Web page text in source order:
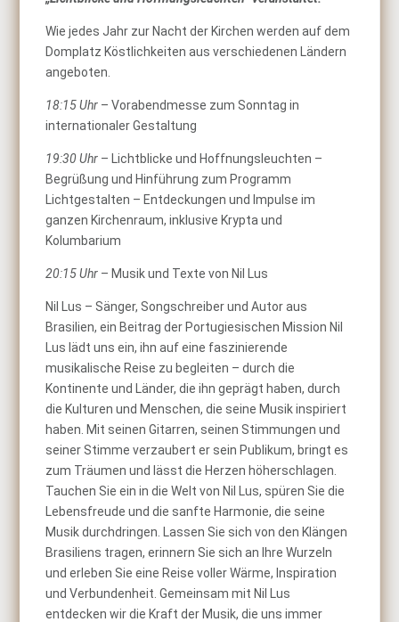
Wie jedes Jahr zur Nacht der Kirchen werden auf dem
Domplatz Köstlichkeiten aus verschiedenen Ländern
angeboten.
18:15 Uhr – Vorabendmesse zum Sonntag in
internationaler Gestaltung
19:30 Uhr – Lichtblicke und Hoffnungsleuchten –
Begrüßung und Hinführung zum Programm
Lichtgestalten – Entdeckungen und Impulse im
ganzen Kirchenraum, inklusive Krypta und
Kolumbarium
20:15 Uhr – Musik und Texte von Nil Lus
Nil Lus – Sänger, Songschreiber und Autor aus
Brasilien, ein Beitrag der Portugiesischen Mission Nil
Lus lädt uns ein, ihn auf eine faszinierende
musikalische Reise zu begleiten – durch die
Kontinente und Länder, die ihn geprägt haben, durch
die Kulturen und Menschen, die seine Musik inspiriert
haben. Mit seinen Gitarren, seinen Stimmungen und
seiner Stimme verzaubert er sein Publikum, bringt es
zum Träumen und lässt die Herzen höherschlagen.
Tauchen Sie ein in die Welt von Nil Lus, spüren Sie die
Lebensfreude und die sanfte Harmonie, die seine
Musik durchdringen. Lassen Sie sich von den Klängen
Brasiliens tragen, erinnern Sie sich an Ihre Wurzeln
und erleben Sie eine Reise voller Wärme, Inspiration
und Verbundenheit. Gemeinsam mit Nil Lus
entdecken wir die Kraft der Musik, die uns immer